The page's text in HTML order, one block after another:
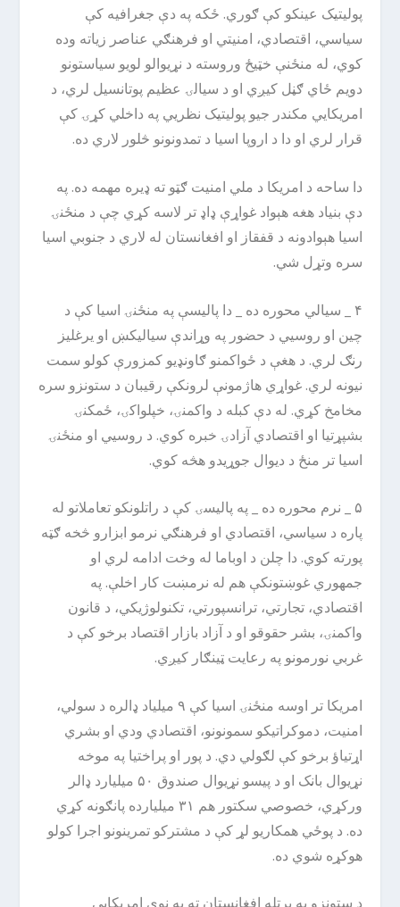
پولیتیک عینکو کې ګوري. ځکه په دې جغرافیه کې
سیاسي، اقتصادي، امنیتي او فرهنګي عناصر زیاته وده
کوي، له منځنې خټیځ وروسته د نړیوالو لویو سیاستونو
دویم ځاي ګڼل کیږي او د سیالۍ عظیم پوتانسیل لري، د
امریکایي مکندر جیو پولیتیک نظریي په داخلي کړۍ کې
قرار لري او دا د اروپا اسیا د تمدونونو څلور لاري ده.
دا ساحه د امریکا د ملي امنیت ګټو ته ډیره مهمه ده. په
دې بنیاد هغه هېواد غواړې ډاډ تر لاسه کړي چې د منځنۍ
اسیا هېوادونه د قفقاز او افغانستان له لاري د جنوبي اسیا
سره وتړل شي.
۴ _ سیالي محوره ده _ دا پالیسې په منځنۍ اسیا کې د
چین او روسیي د حضور په وړاندې سیالیکښ او یرغلیز
رنګ لري. د هغې د ځواکمنو ګاونډیو کمزورې کولو سمت
نیونه لري. غواړي هاژمونې لرونکې رقیبان د ستونزو سره
مخامخ کړي. له دې کبله د واکمنۍ، خپلواکۍ، ځمکنۍ
بشپړتیا او اقتصادي آزادۍ خبره کوي. د روسیي او منځنۍ
اسیا تر منځ د دیوال جوړیدو هڅه کوي.
۵ _ نرم محوره ده _ په پالیسۍ کې د راتلونکو تعاملاتو له
پاره د سیاسي، اقتصادي او فرهنګي نرمو ابزارو څخه ګټه
پورته کوي. دا چلن د اوباما له وخت ادامه لري او
جمهوري غوښتونکې هم له نرمښت کار اخلې. په
اقتصادي، تجارتي، ترانسپورتي، تکنولوژیکي، د قانون
واکمنۍ، بشر حقوقو او د آزاد بازار اقتصاد برخو کې د
غربي نورمونو په رعایت ټینګار کیږي.
امریکا تر اوسه منځنۍ اسیا کې ۹ میلیاد ډالره د سولي،
امنیت، دموکراتیکو سمونونو، اقتصادي ودي او بشري
اړتیاؤ برخو کې لګولي دي. د پور او پراختیا په موخه
نړیوال بانک او د پیسو نړیوال صندوق ۵۰ میلیارد ډالر
ورکړي، خصوصي سکتور هم ۳۱ میلیارده پانګونه کړي
ده. د پوځي همکاریو لړ کې د مشترکو تمرینونو اجرا کولو
هوکړه شوي ده.
د ستونزو په پرتله افغانستان ته په نوي امریکایي